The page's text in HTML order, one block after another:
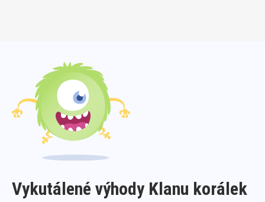
Vykutálené výhody Klanu korálek